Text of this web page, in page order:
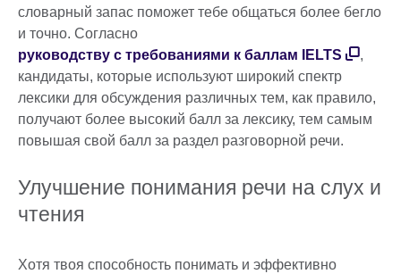
словарный запас поможет тебе общаться более бегло
и точно. Согласно
руководству с требованиями к баллам IELTS
,
кандидаты, которые используют широкий спектр
лексики для обсуждения различных тем, как правило,
получают более высокий балл за лексику, тем самым
повышая свой балл за раздел разговорной речи.
Улучшение понимания речи на слух и
чтения
Хотя твоя способность понимать и эффективно